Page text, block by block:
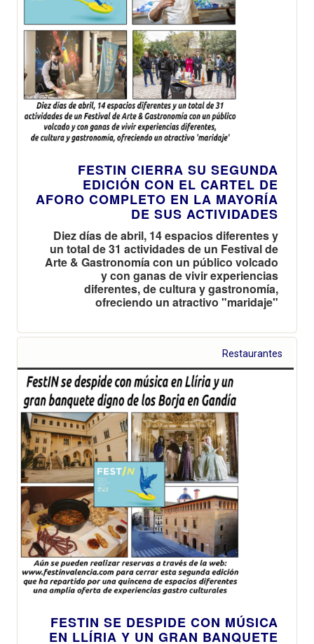
FESTIN CIERRA SU SEGUNDA
EDICIÓN CON EL CARTEL DE
AFORO COMPLETO EN LA MAYORÍA
DE SUS ACTIVIDADES
Diez días de abril, 14 espacios diferentes y
un total de 31 actividades de un Festival de
Arte & Gastronomía con un público volcado
y con ganas de vivir experiencias
diferentes, de cultura y gastronomía,
ofreciendo un atractivo "maridaje"
Restaurantes
FESTIN SE DESPIDE CON MÚSICA
EN LLÍRIA Y UN GRAN BANQUETE